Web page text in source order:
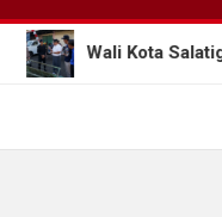
Wali Kota Salatiga